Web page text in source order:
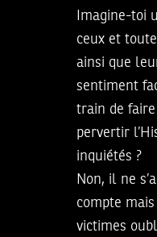
Imagine-toi
ceux et
ainsi que
sentiment
train de faire
pervertir
inquiétés ?
Non, il ne
compte
victimes